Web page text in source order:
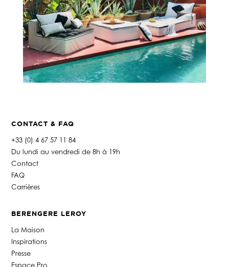
CONTACT & FAQ
+33 (0) 4 67 57 11 84
Du lundi au vendredi de 8h à 19h
Contact
FAQ
Carrières
BERENGERE LEROY
La Maison
Inspirations
Presse
Espace Pro